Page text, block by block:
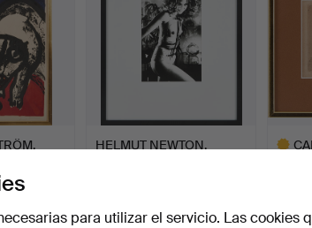
HELMUT NEWTON.
317 USD
528
para utilizar el servicio. Las cookies